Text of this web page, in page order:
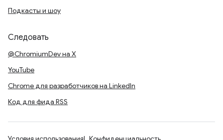
Подкасты и шоу
Следовать
@ChromiumDev на X
YouTube
Chrome для разработчиков на LinkedIn
Код для фида RSS